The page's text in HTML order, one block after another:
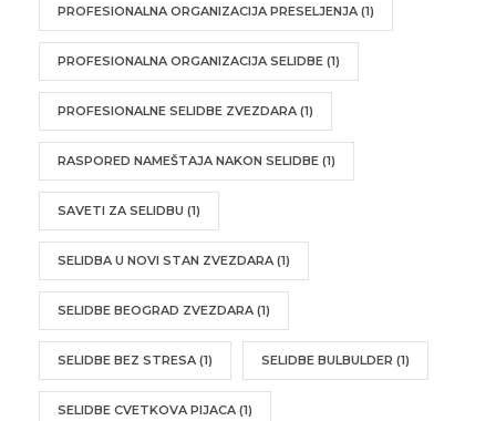
PROFESIONALNA ORGANIZACIJA PRESELJENJA (1)
PROFESIONALNA ORGANIZACIJA SELIDBE (1)
PROFESIONALNE SELIDBE ZVEZDARA (1)
RASPORED NAMEŠTAJA NAKON SELIDBE (1)
SAVETI ZA SELIDBU (1)
SELIDBA U NOVI STAN ZVEZDARA (1)
SELIDBE BEOGRAD ZVEZDARA (1)
SELIDBE BEZ STRESA (1) SELIDBE BULBULDER (1)
SELIDBE CVETKOVA PIJACA (1)